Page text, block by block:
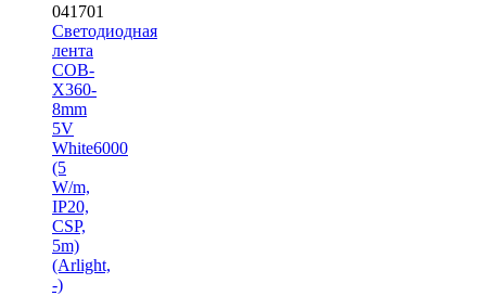
041701
Светодиодная
лента
COB-
X360-
8mm
5V
White6000
(5
W/m,
IP20,
CSP,
5m)
(Arlight,
-)